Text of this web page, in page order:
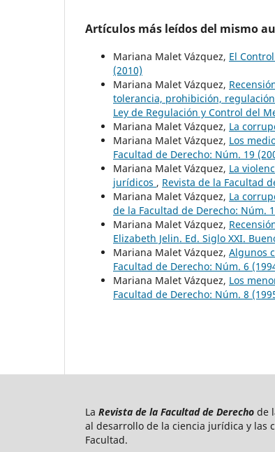
Artículos más leídos del mismo
Mariana Malet Vázquez, El
(2010)
Mariana Malet Vázquez,
tolerancia, prohibición,
Ley de Regulación y Control del
Mariana Malet Vázquez, La
Mariana Malet Vázquez, Los
Facultad de Derecho: Núm. 19
Mariana Malet Vázquez, La
jurídicos , Revista de la Facultad
Mariana Malet Vázquez, La
de la Facultad de Derecho: Núm.
Mariana Malet Vázquez,
Elizabeth Jelin. Ed. Siglo XXI.
Mariana Malet Vázquez, Algunos
Facultad de Derecho: Núm. 6
Mariana Malet Vázquez, Los
Facultad de Derecho: Núm. 8
La Revista de la Facultad de Derecho de
al desarrollo de la ciencia jurídica y las
Facultad.